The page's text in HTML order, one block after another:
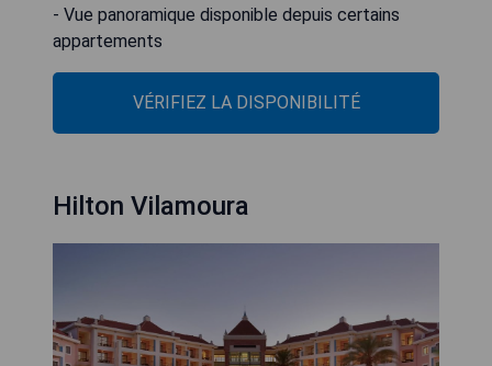
- Vue panoramique disponible depuis certains
appartements
VÉRIFIEZ LA DISPONIBILITÉ
Hilton Vilamoura